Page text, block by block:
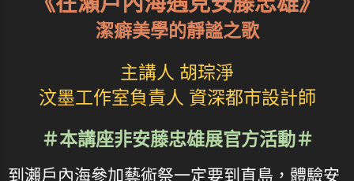
潔癖美學的靜謐之歌
主講人 胡琮淨
汶墨工作室負責人 資深都市設計師
＃本講座非安藤忠雄展官方活動＃
到瀨戶內海參加藝術祭一定要到直島，體驗安